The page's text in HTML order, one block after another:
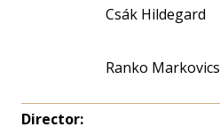
Csák Hildegard
Ranko Markovics
Director: